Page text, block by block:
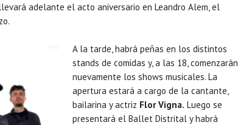
adelante el acto aniversario en Leandro Alem, el
A la tarde, habrá peñas en los distintos
stands de comidas y, a las 18, comenzarán
nuevamente los shows musicales. La
apertura estará a cargo de la cantante,
bailarina y actriz Flor Vigna. Luego se
presentará el Ballet Distrital y habrá